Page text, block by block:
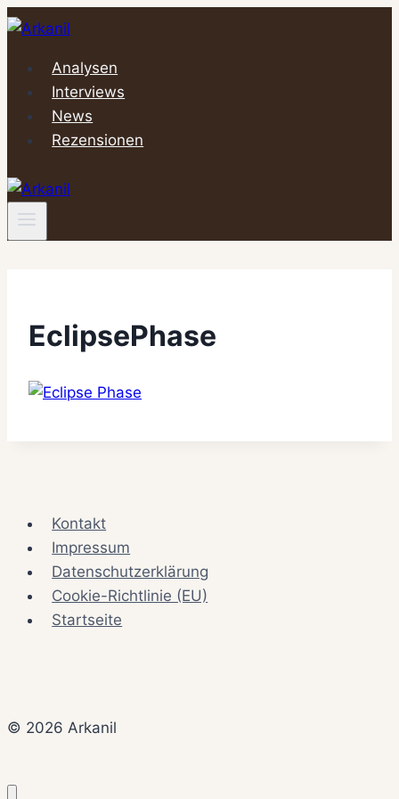
Zum
springenAnalysen
Interviews
News
Rezensionen
EclipsePhase
Kontakt
Impressum
Datenschutzerklärung
Cookie-Richtlinie (EU)
Startseite
© 2026 Arkanil